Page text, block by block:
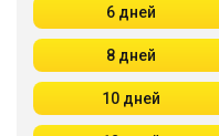
6 дней
8 дней
10 дней